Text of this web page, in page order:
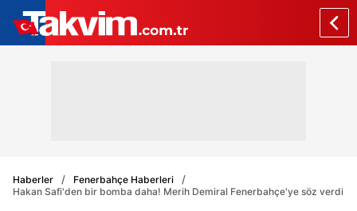
Haberler
Fenerbahçe Haberleri
Hakan Safi'den bir bomba daha! Merih Demiral Fenerbahçe'ye söz verdi